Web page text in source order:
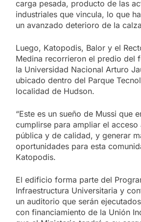
carga pesada, producto de las
industriales que vincula, lo que
un avanzado deterioro de la
Luego, Katopodis, Balor y el
Medina recorrieron el predio del
la Universidad Nacional Arturo
ubicado dentro del Parque
localidad de Hudson.
“Este es un sueño de Mussi que
cumplirse para ampliar el acceso
pública y de calidad, y generar
oportunidades para esta
Katopodis.
El edificio forma parte del
Infraestructura Universitaria y
un auditorio que serán
con financiamiento de la Unión